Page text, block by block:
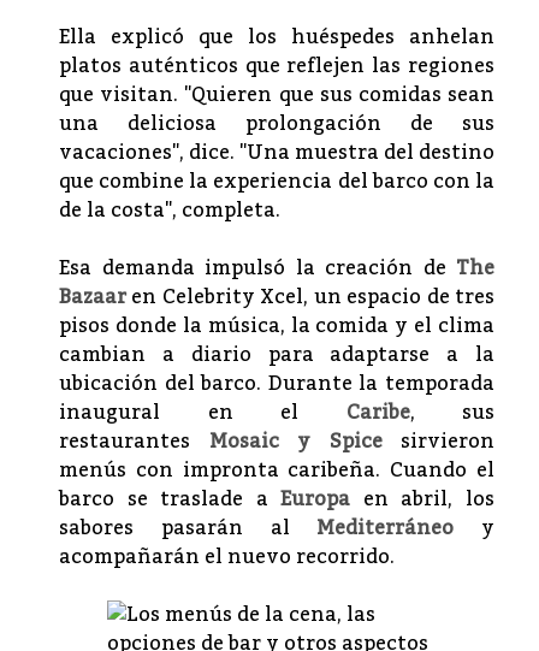
Ella explicó que los huéspedes anhelan
platos auténticos que reflejen las regiones
que visitan. "Quieren que sus comidas sean
una deliciosa prolongación de sus
vacaciones", dice. "Una muestra del destino
que combine la experiencia del barco con la
de la costa", completa.
Esa demanda impulsó la creación de The
Bazaaren Celebrity Xcel, un espacio de tres
pisos donde la música, la comida y el clima
cambian a diario para adaptarse a la
ubicación del barco. Durante la temporada
inaugural en el Caribe, sus
restaurantes Mosaic y Spicesirvieron
menús con impronta caribeña. Cuando el
barco se traslade aEuropa en abril, los
sabores pasarán al Mediterráneo y
acompañarán el nuevo recorrido.